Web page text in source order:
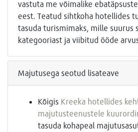
vastuta me võimalike
eest. Teatud sihtkoha hotellides
tasuda turismimaks, mille suurus
kategooriast ja viibitud ööde
Majutusega seotud lisateave
Kõigis Kreeka hotellides
majutusteenustele
tasuda kohapeal